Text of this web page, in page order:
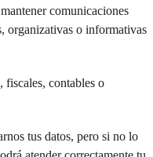
comunicaciones
organizativas o informativas
fiscales, contables o
tus datos, pero si no lo